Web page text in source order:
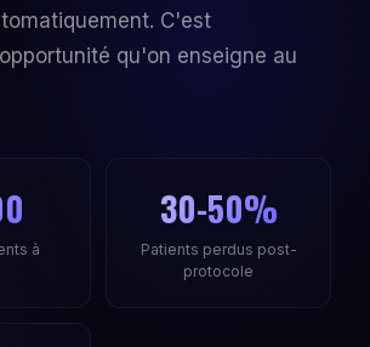
C'est
qu'on enseigne au
à
30-50%
Patients perdus post-
protocole